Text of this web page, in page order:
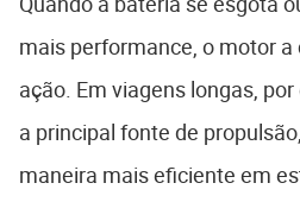
mais performance, o motor
ação. Em viagens longas,
a principal fonte de
maneira mais eficiente em